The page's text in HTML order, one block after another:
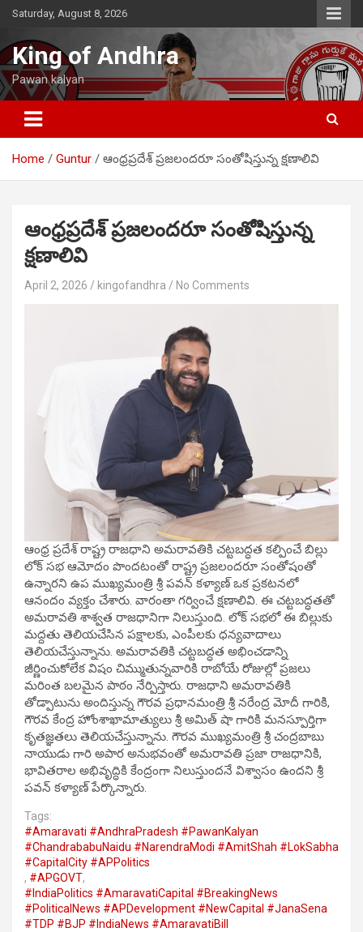
Skip
content
Saturday, August 8, 2026
King of Andhra
Pawan kalyan
Home Guntur ఆంధ్రప్రదేశ్ ప్రజలందరూ సంతోషిస్తున్న క్షణాలివి
ఆంధ్రప్రదేశ్ ప్రజలందరూ సంతోషిస్తున్న
క్షణాలివి
April 2, 2026 kingofandhra No Comments
ఆంధ్ర ప్రదేశ్ రాష్ట్ర రాజధాని అమరావతికి చట్టబద్ధత కల్పించే బిల్లు
లోక్ సభ ఆమోదం పొందటంతో రాష్ట్ర ప్రజలందరూ సంతోషంతో
ఉన్నారని ఉప ముఖ్యమంత్రి శ్రీ పవన్ కళ్యాణ్ ఒక ప్రకటనలో
ఆనందం వ్యక్తం చేశారు. వారంతా గర్వించే క్షణాలివి. ఈ చట్టబద్ధతతో
అమరావతి శాశ్వత రాజధానిగా నిలుస్తుంది. లోక్ సభలో ఈ బిల్లుకు
మద్దతు తెలియచేసిన పక్షాలకు, ఎంపీలకు ధన్యవాదాలు
తెలియచేస్తున్నాను. అమరావతికి చట్టబద్ధత అభించడాన్ని
జీర్ణించుకోలేక విషం చిమ్ముతున్నవారికి రాబోయే రోజుల్లో ప్రజలు
మరింత బలమైన పాఠం నేర్పిస్తారు. రాజధాని అమరావతికి
తోడ్పాటును అందిస్తున్న గౌరవ ప్రధానమంత్రి శ్రీ నరేంద్ర మోదీ గారికి,
గౌరవ కేంద్ర హోంశాఖామాత్యులు శ్రీ అమిత్ షా గారికి మనస్పూర్తిగా
కృతజ్ఞతలు తెలియచేస్తున్నాను. గౌరవ ముఖ్యమంత్రి శ్రీ చంద్రబాబు
నాయుడు గారి అపార అనుభవంతో అమరావతి ప్రజా రాజధానికి,
భావితరాల అభివృద్ధికి కేంద్రంగా నిలుస్తుందనే విశ్వాసం ఉందని శ్రీ
పవన్ కళ్యాణ్ పేర్కొన్నారు.
Tags:
#Amaravati #AndhraPradesh #PawanKalyan
#ChandrababuNaidu #NarendraModi #AmitShah #LokSabha
#CapitalCity #APPolitics
, #APGOVT,
#IndiaPolitics #AmaravatiCapital #BreakingNews
#PoliticalNews #APDevelopment #NewCapital #JanaSena
#TDP #BJP #IndiaNews #AmaravatiBill